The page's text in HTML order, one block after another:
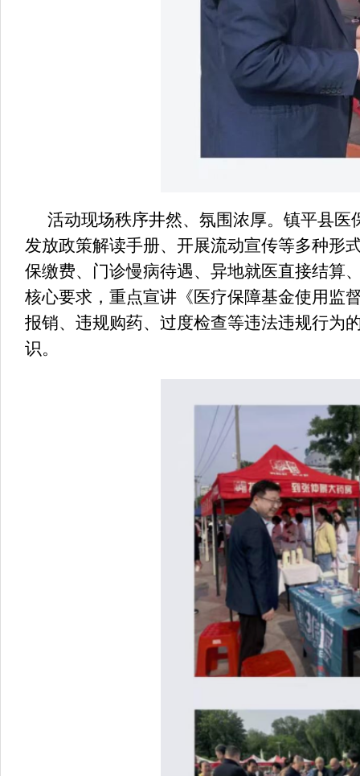
活动现场秩序井然、氛围浓厚。镇平县
发放政策解读手册、开展流动宣传等多种形
保缴费、门诊慢病待遇、异地就医直接结算
核心要求，重点宣讲《医疗保障基金使用监
报销、违规购药、过度检查等违法违规行为
识。